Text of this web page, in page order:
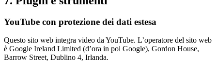
YouTube con protezione dei dati estesa
Questo sito web integra video da YouTube. L’operatore del sito web
è Google Ireland Limited (d’ora in poi Google), Gordon House,
Barrow Street, Dublino 4, Irlanda.